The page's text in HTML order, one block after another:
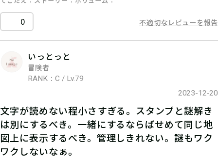
0 不適切なレビューを報告
いっとっと
冒険者
RANK：C / Lv.79
2023-12-20
文字が読めない程小さすぎる。スタンプと謎解き
は別にするべき。一緒にするならばせめて同じ地
図上に表示するべき。管理しきれない。謎もワク
ワクしないなぁ。